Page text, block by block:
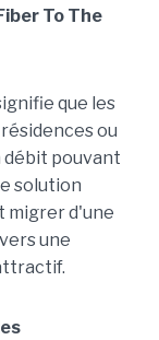
To The
que les
ou
débit pouvant
solution
migrer d'une
une